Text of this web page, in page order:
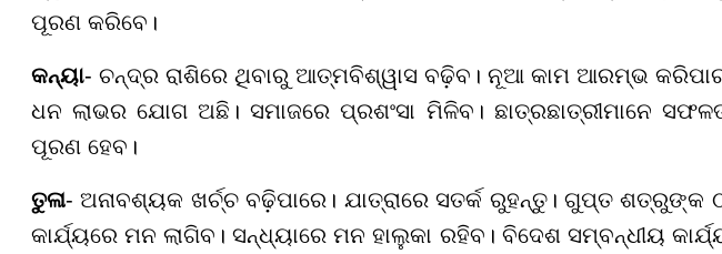
ପୂରଣ କରିବେ।
କନ୍ୟା- ଚନ୍ଦ୍ର ରାଶିରେ ଥିବାରୁ ଆତ୍ମବିଶ୍ୱାସ ବଢ଼ିବ। ନୂଆ କାମ ଆରମ୍ଭ
ଧନ ଲାଭର ଯୋଗ ଅଛି। ସମାଜରେ ପ୍ରଶଂସା ମିଳିବ। ଛାତ୍ରଛାତ୍ରୀମାନେ
ପୂରଣ ହେବ।
ତୁଳା- ଅନାବଶ୍ୟକ ଖର୍ଚ୍ଚ ବଢ଼ିପାରେ। ଯାତ୍ରାରେ ସତର୍କ ରୁହନ୍ତୁ। ଗୁପ୍ତ ଶତ୍ରୁଙ୍କ
କାର୍ଯ୍ୟରେ ମନ ଲାଗିବ। ସନ୍ଧ୍ୟାରେ ମନ ହାଲୁକା ରହିବ। ବିଦେଶ ସମ୍ବନ୍ଧୀୟ